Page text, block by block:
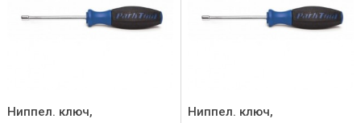
Ниппел. ключ,
Ниппел. ключ,